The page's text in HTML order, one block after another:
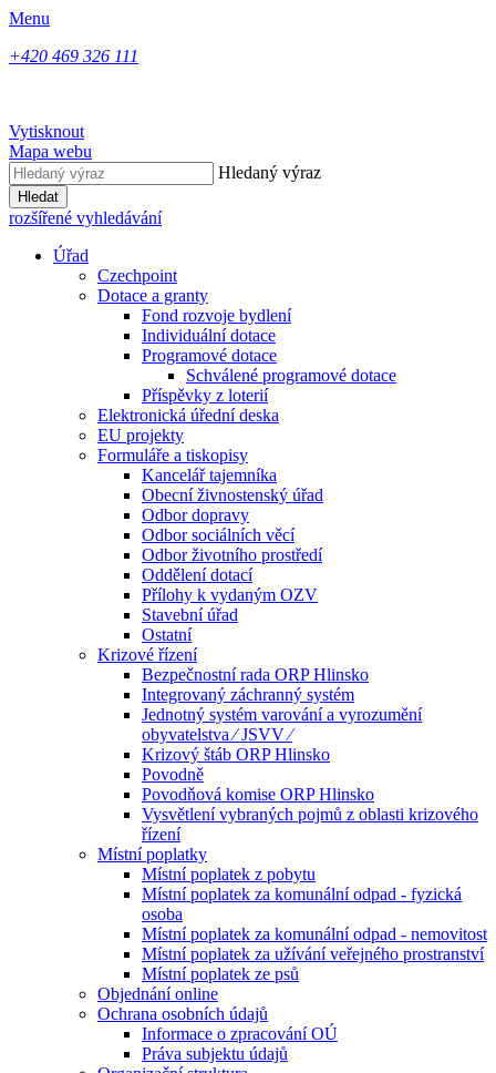
Menu
+420 469 326 111
Vytisknout
Mapa webu
Hledaný výraz
Hledat
rozšířené vyhledávání
Úřad
Czechpoint
Dotace a granty
Fond rozvoje bydlení
Individuální dotace
Programové dotace
Schválené programové dotace
Příspěvky z loterií
Elektronická úřední deska
EU projekty
Formuláře a tiskopisy
Kancelář tajemníka
Obecní živnostenský úřad
Odbor dopravy
Odbor sociálních věcí
Odbor životního prostředí
Oddělení dotací
Přílohy k vydaným OZV
Stavební úřad
Ostatní
Krizové řízení
Bezpečnostní rada ORP Hlinsko
Integrovaný záchranný systém
Jednotný systém varování a vyrozumění
obyvatelstva ⁄ JSVV ⁄
Krizový štáb ORP Hlinsko
Povodně
Povodňová komise ORP Hlinsko
Vysvětlení vybraných pojmů z oblasti krizového
řízení
Místní poplatky
Místní poplatek z pobytu
Místní poplatek za komunální odpad - fyzická
osoba
Místní poplatek za komunální odpad - nemovitost
Místní poplatek za užívání veřejného prostranství
Místní poplatek ze psů
Objednání online
Ochrana osobních údajů
Informace o zpracování OÚ
Práva subjektu údajů